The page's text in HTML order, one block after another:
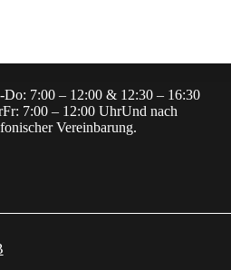
Do: 7:00 – 12:00 & 12:30 – 16:30
Fr: 7:00 – 12:00 UhrUnd nach
Vereinbarung.